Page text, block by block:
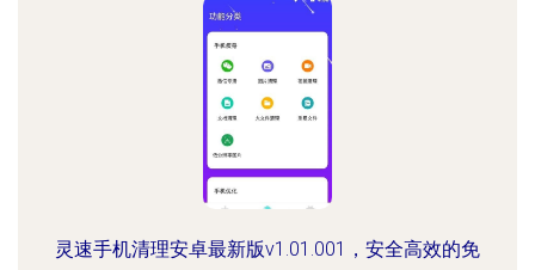
灵速手机清理安卓最新版v1.01.001，安全高效的免